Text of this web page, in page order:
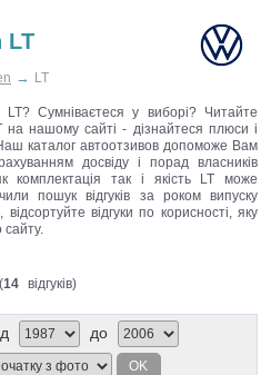
LT
→ LT
Сумніваєтеся у виборі? Читайте
на нашому сайті - дізнайтеся плюси і
каталог автоотзивов допоможе Вам
досвіду і порад власників
так і якість LT може
пошук відгуків за роком випуску
відгуки по корисності, яку
сайту.
(14 відгуків)
до
OK